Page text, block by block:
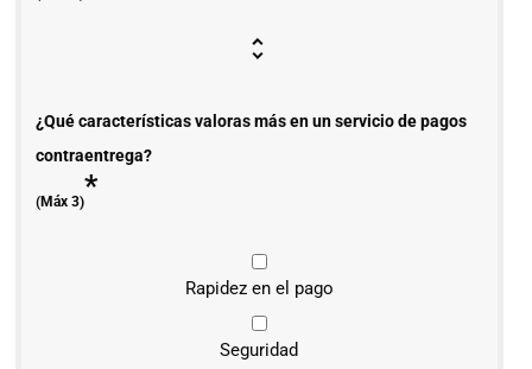
¿Qué características valoras más en un servicio de pagos
contraentrega?
(Máx 3)*
Rapidez en el pago
Seguridad